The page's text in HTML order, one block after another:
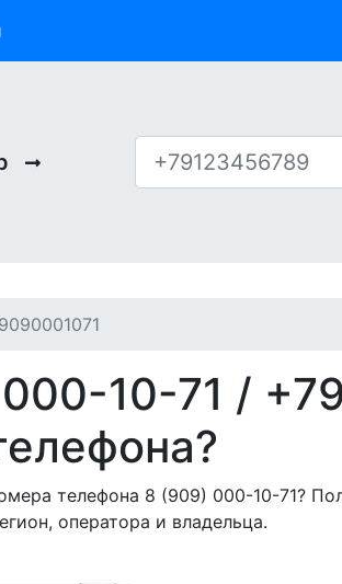
10-71 /
телефона 8 (909) 000-10-71?
оператора и владельца.